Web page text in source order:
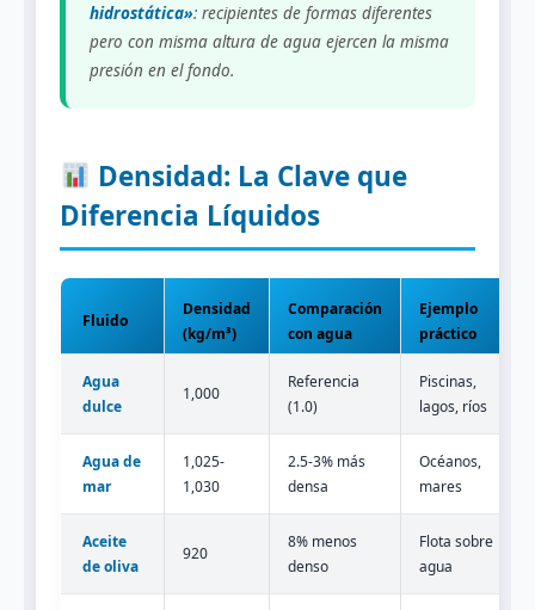
hidrostática»: recipientes de formas diferentes
pero con misma altura de agua ejercen la misma
presión en el fondo.
Densidad: La Clave que
Diferencia Líquidos
Fluido
Densidad
(kg/m³)
Comparación
con agua
Ejemplo
práctico
Agua
dulce
1,000
Referencia
(1.0)
Piscinas,
lagos, ríos
Agua de
mar
1,025-
1,030
2.5-3% más
densa
Océanos,
mares
Aceite
de oliva
920
8% menos
denso
Flota sobre
agua